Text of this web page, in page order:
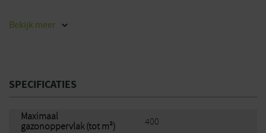
Stihl HSA 50 heggenschaar
Een extra Stihl AK20 accu
Stihl draadspoel
Stihl Clean & care kit
Bekijk meer
SPECIFICATIES
Maximaal
gazonoppervlak (tot m²)
400